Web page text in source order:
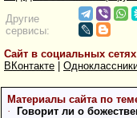
Другие
сервисы:
Сайт в социальных
ВКонтакте
Материалы сайта по
·
Говорит ли о